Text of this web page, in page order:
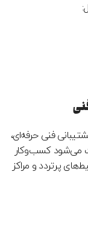
فنی حرفه‌ای،
می‌شود کسب‌وکار
پرتردد و مراکز